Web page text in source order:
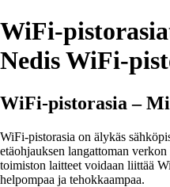
WiFi-
Nedis WiFi-
WiFi-pistorasia –
WiFi-pistorasia on älykäs
etäohjauksen langattoman
toimiston laitteet voidaan liittää
helpompaa ja tehokkaampaa.